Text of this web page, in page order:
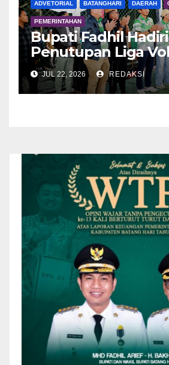
ADVETORIAL BATANGHARI DAERAH
PEMERINTAHAN
Bupati Fadhil Hadiri
Penutupan Liga
Tangguh 2026
JUL 22, 2026 REDAKSI